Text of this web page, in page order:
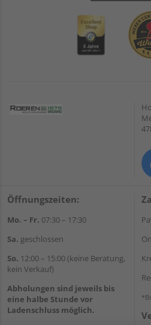
Öffnungszeiten:
Mo. – Fr. 07:30 – 17:30
Sa. geschlossen
So. 12:00 – 15:00 (keine Beratung,
kein Verkauf)
Abholungen sind jeweils bis
eine halbe Stunde vor
Ladenschluss möglich.